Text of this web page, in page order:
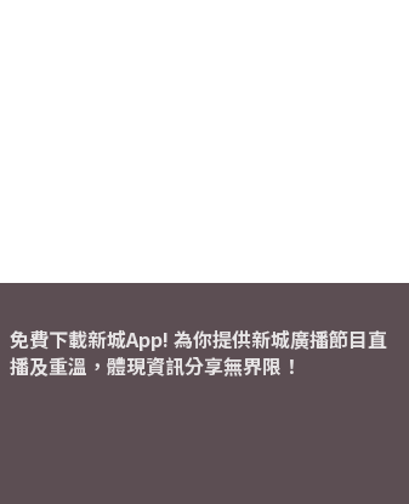
免費下載新城App! 為你提供新城廣播節目直
播及重溫，體現資訊分享無界限！